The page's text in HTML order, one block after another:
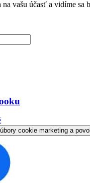
na vašu účasť a vidíme sa
cookie marketing a